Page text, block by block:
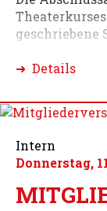
geschriebene
➜ Details
Intern
Donnerstag,